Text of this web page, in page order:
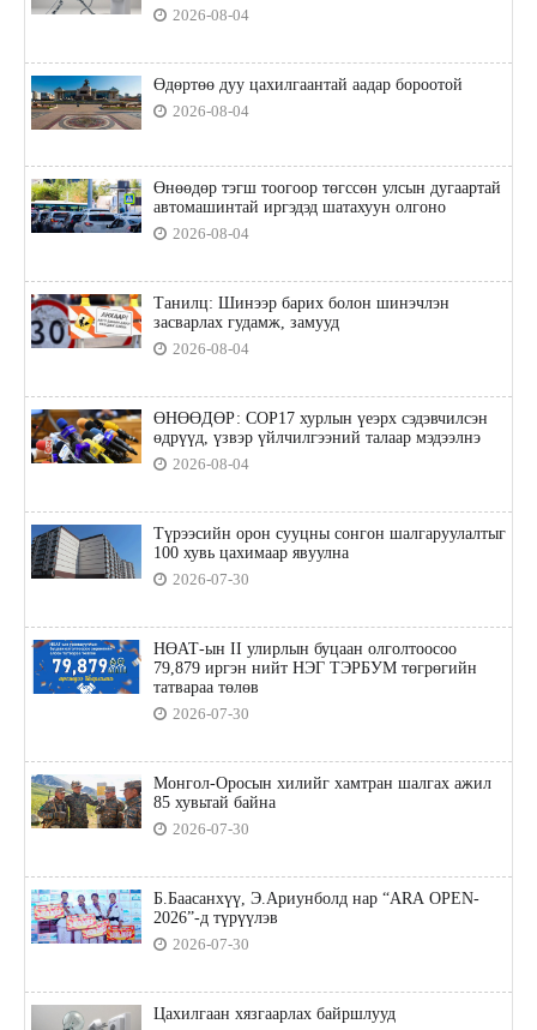
2026-08-04
Өдөртөө дуу цахилгаантай аадар бороотой
2026-08-04
Өнөөдөр тэгш тоогоор төгссөн улсын дугаартай
автомашинтай иргэдэд шатахуун олгоно
2026-08-04
Танилц: Шинээр барих болон шинэчлэн
засварлах гудамж, замууд
2026-08-04
ӨНӨӨДӨР: COP17 хурлын үеэрх сэдэвчилсэн
өдрүүд, үзвэр үйлчилгээний талаар мэдээлнэ
2026-08-04
Түрээсийн орон сууцны сонгон шалгаруулалтыг
100 хувь цахимаар явуулна
2026-07-30
НӨАТ-ын II улирлын буцаан олголтоосоо
79,879 иргэн нийт НЭГ ТЭРБУМ төгрөгийн
татвараа төлөв
2026-07-30
Монгол-Оросын хилийг хамтран шалгах ажил
85 хувьтай байна
2026-07-30
Б.Баасанхүү, Э.Ариунболд нар “ARA OPEN-
2026”-д түрүүлэв
2026-07-30
Цахилгаан хязгаарлах байршлууд